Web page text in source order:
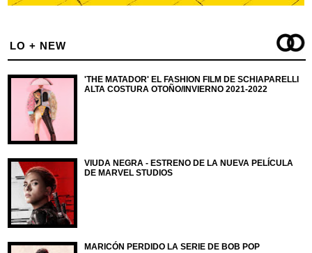
LO + NEW
'THE MATADOR' EL FASHION FILM DE SCHIAPARELLI
ALTA COSTURA OTOÑO/INVIERNO 2021-2022
VIUDA NEGRA - ESTRENO DE LA NUEVA PELÍCULA
DE MARVEL STUDIOS
MARICÓN PERDIDO LA SERIE DE BOB POP